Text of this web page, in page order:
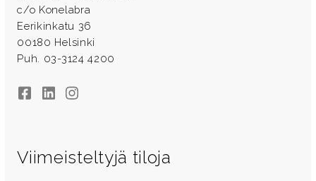
c/o Konelabra
Eerikinkatu 36
00180 Helsinki
Puh. 03-3124 4200
FacebookLinkedInInstagram
Viimeisteltyjä tiloja